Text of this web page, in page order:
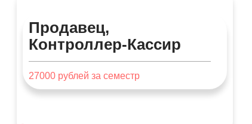
Продавец,
Контроллер-Кассир
27000 рублей за семестр